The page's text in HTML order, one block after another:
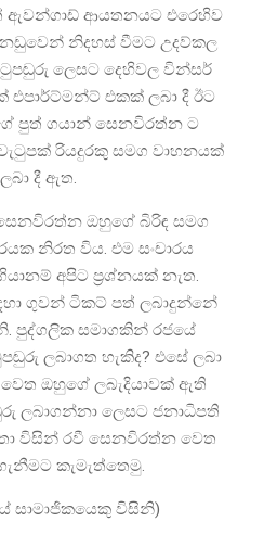
ඇවන්ගාඩ් ආයතනයට එරෙහිව
නඩුවෙන් නිදහස් වීමට උදව්කල
ලෙසට දෙහිවල වින්සර්
එකක් ලබා දී ඊට
පුත් ගයාන් සෙනවිරත්න ට
රියදුරකු සමග වාහනයක්
දී ඇත.
ඔහුගේ බිරිඳ සමග
නිරත විය. එම සංචාරය
අපිට ප්‍රශ්නයක් නැත.
ගුවන් ටිකට් පත් ලබාදුන්නේ
පුද්ගලික සමාගකින් රජයේ
ලබාගත හැකිද? එසේ ලබා
ඔහුගේ ලබැදියාවක් ඇති
ලබාගන්නා ලෙසට ජනාධිපති
විසින් රවී සෙනවිරත්න වෙත
කැමැත්තෙමු.
සාමාජිකයෙකු විසිනි)